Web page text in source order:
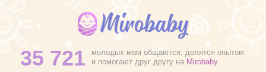
35 721
молодых мам общаются, делятся опытом
и помогают друг другу на Mirobaby